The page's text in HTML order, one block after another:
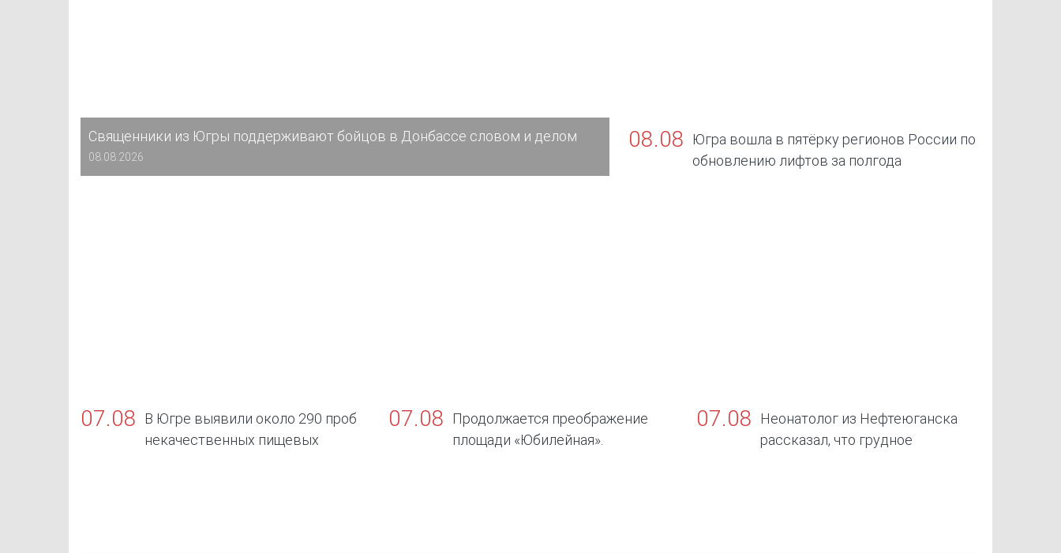
Священники из Югры поддерживают бойцов в Донбассе словом и делом
08.08.2026
08.08
Югра вошла в пятёрку регионов России по
обновлению лифтов за полгода
07.08
В Югре выявили около 290 проб
некачественных пищевых
07.08
Продолжается преображение
площади «Юбилейная».
07.08
Неонатолог из Нефтеюганска
рассказал, что грудное